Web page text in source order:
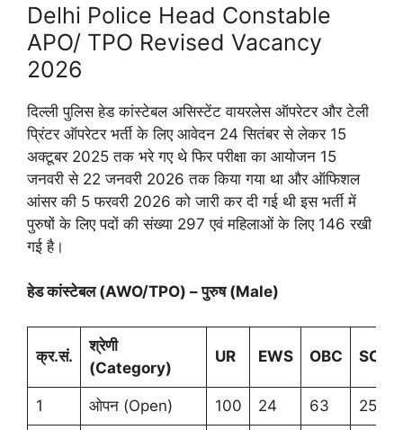
Delhi Police Head Constable
APO/ TPO Revised Vacancy
2026
दिल्ली पुलिस हेड कांस्टेबल असिस्टेंट वायरलेस ऑपरेटर और टेली
प्रिंटर ऑपरेटर भर्ती के लिए आवेदन 24 सितंबर से लेकर 15
अक्टूबर 2025 तक भरे गए थे फिर परीक्षा का आयोजन 15
जनवरी से 22 जनवरी 2026 तक किया गया था और ऑफिशल
आंसर की 5 फरवरी 2026 को जारी कर दी गई थी इस भर्ती में
पुरुषों के लिए पदों की संख्या 297 एवं महिलाओं के लिए 146 रखी
गई है।
हेड कांस्टेबल (AWO/TPO) – पुरुष (Male)
क्र.सं.
श्रेणी
(Category)
UR EWS OBC SC
1 ओपन (Open) 100 24 63 25